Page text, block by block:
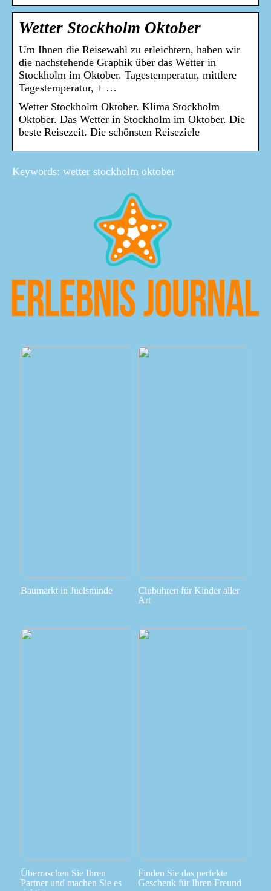
Wetter Stockholm Oktober
Um Ihnen die Reisewahl zu erleichtern, haben wir
die nachstehende Graphik über das Wetter in
Stockholm im Oktober. Tagestemperatur, mittlere
Tagestemperatur, + …
Wetter Stockholm Oktober. Klima Stockholm
Oktober. Das Wetter in Stockholm im Oktober. Die
beste Reisezeit. Die schönsten Reiseziele
Keywords: wetter stockholm oktober
Baumarkt in Juelsminde
Clubuhren für Kinder aller
Art
Überraschen Sie Ihren
Partner und machen Sie es
Finden Sie das perfekte
Geschenk für Ihren Freund